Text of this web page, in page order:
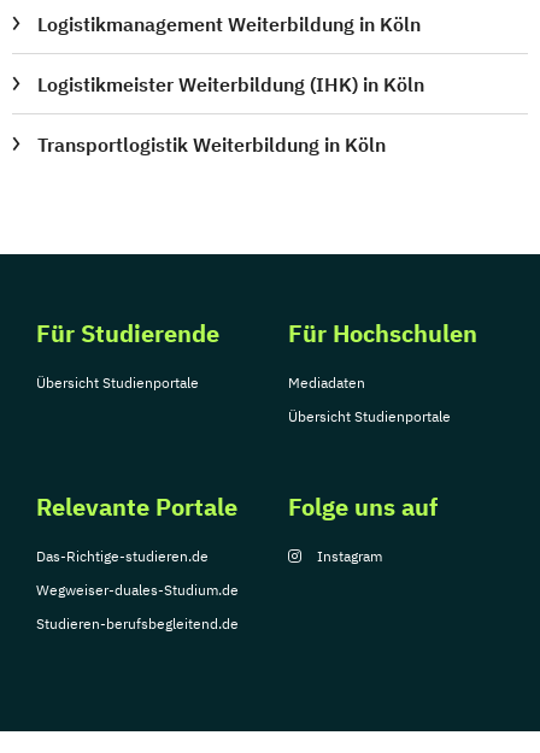
Logistikmanagement Weiterbildung in Köln
Logistikmeister Weiterbildung (IHK) in Köln
Transportlogistik Weiterbildung in Köln
Für Studierende
Übersicht Studienportale
Für Hochschulen
Mediadaten
Übersicht Studienportale
Relevante Portale
Das-Richtige-studieren.de
Wegweiser-duales-Studium.de
Studieren-berufsbegleitend.de
Folge uns auf
Instagram